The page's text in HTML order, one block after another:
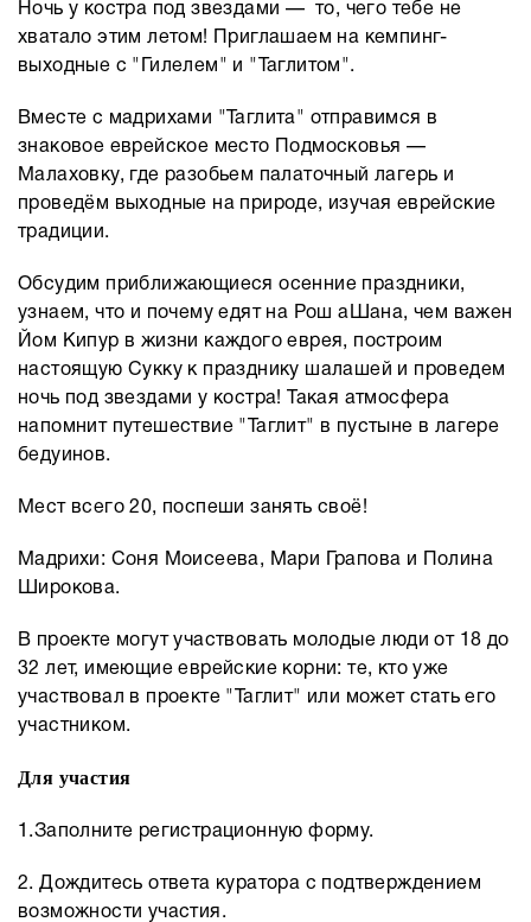
Ночь у костра под звездами — то, чего тебе не
хватало этим летом! Приглашаем на кемпинг-
выходные с "Гилелем" и "Таглитом".
Вместе с мадрихами "Таглита" отправимся в
знаковое еврейское место Подмосковья —
Малаховку, где разобьем палаточный лагерь и
проведём выходные на природе, изучая еврейские
традиции.
Обсудим приближающиеся осенние праздники,
узнаем, что и почему едят на Рош аШана, чем важен
Йом Кипур в жизни каждого еврея, построим
настоящую Сукку к празднику шалашей и проведем
ночь под звездами у костра! Такая атмосфера
напомнит путешествие "Таглит" в пустыне в лагере
бедуинов.
Мест всего 20, поспеши занять своё!
Мадрихи: Соня Моисеева, Мари Грапова и Полина
Широкова.
В проекте могут участвовать молодые люди от 18 до
32 лет, имеющие еврейские корни: те, кто уже
участвовал в проекте "Таглит" или может стать его
участником.
Для участия
1.Заполните регистрационную форму.
2. Дождитесь ответа куратора с подтверждением
возможности участия.